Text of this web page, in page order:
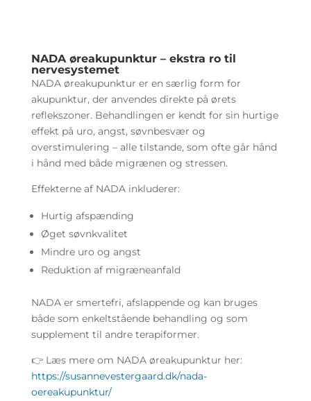
NADA øreakupunktur – ekstra ro til
nervesystemet
NADA øreakupunktur er en særlig form for
akupunktur, der anvendes direkte på ørets
reflekszoner. Behandlingen er kendt for sin hurtige
effekt på uro, angst, søvnbesvær og
overstimulering – alle tilstande, som ofte går hånd
i hånd med både migrænen og stressen.
Effekterne af NADA inkluderer:
Hurtig afspænding
Øget søvnkvalitet
Mindre uro og angst
Reduktion af migræneanfald
NADA er smertefri, afslappende og kan bruges
både som enkeltstående behandling og som
supplement til andre terapiformer.
👉 Læs mere om NADA øreakupunktur her:
https://susannevestergaard.dk/nada-
oereakupunktur/